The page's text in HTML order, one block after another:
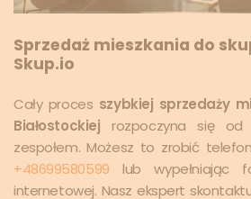
Sprzedaż mieszkania do
Skup.io
Cały proces szybkiej sprzedaży
Białostockiej rozpoczyna się
zespołem. Możesz to zrobić
+48699580599 lub wypełniając
internetowej. Nasz ekspert